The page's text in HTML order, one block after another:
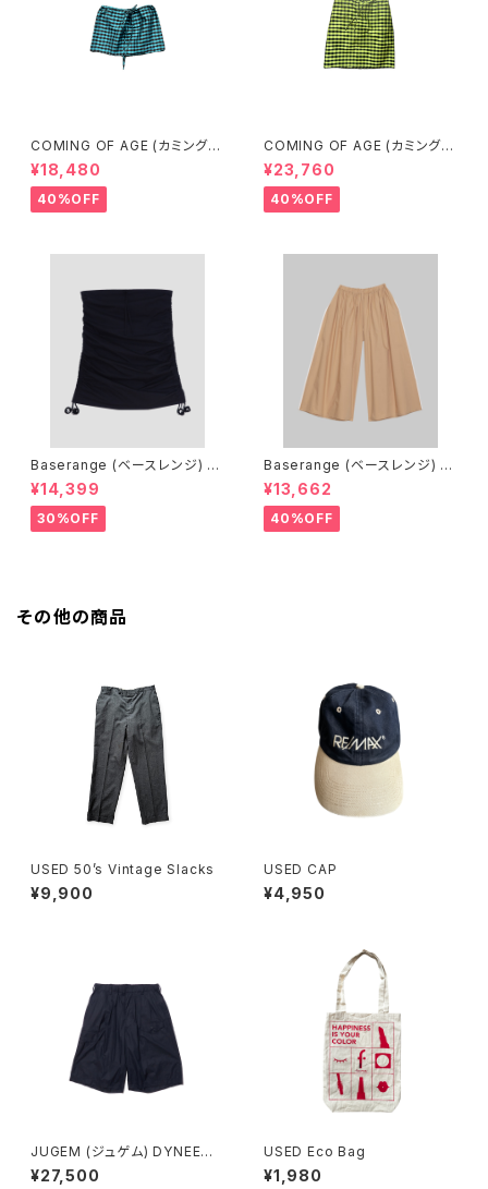
COMING OF AGE (カミングオ
ブエイジ) DRAWSTRING MIN
I SKIRT（GINGHAM TURQU
OISE/BROWN）
¥18,480
40%OFF
COMING OF AGE (カミングオ
ブエイジ) DRAWSTRING MID
I SKIRT（GINGHAM LIME/BL
ACK）
¥23,760
40%OFF
Baserange (ベースレンジ) PI
CTORIAL SKIRT (BLACK)
¥14,399
30%OFF
Baserange (ベースレンジ) C
ABLE PANTS (MARBLE BRO
WN)
¥13,662
40%OFF
その他の商品
USED 50’s Vintage Slacks
¥9,900
USED CAP
¥4,950
JUGEM (ジュゲム) DYNEEMA
GURUKHA SHORTS (NAVY)
¥27,500
USED Eco Bag
¥1,980